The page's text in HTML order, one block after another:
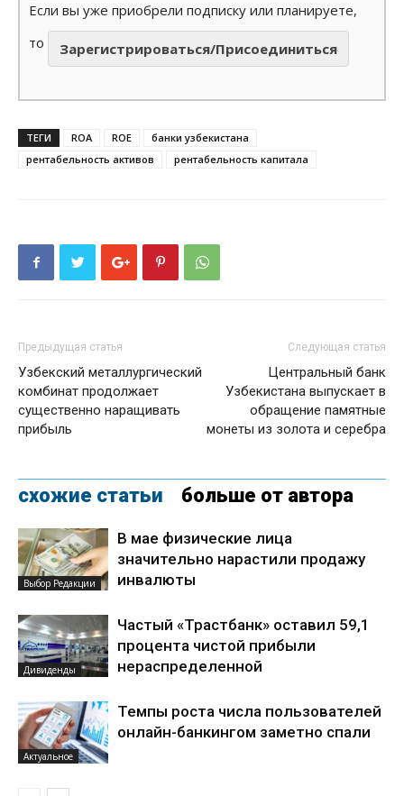
Если вы уже приобрели подписку или планируете,
то
Зарегистрироваться/Присоединиться
ТЕГИ ROA ROE
банки узбекистана
рентабельность активов
рентабельность капитала
Предыдущая статья
Узбекский металлургический
комбинат продолжает
существенно наращивать
прибыль
Следующая статья
Центральный банк
Узбекистана выпускает в
обращение памятные
монеты из золота и серебра
схожие статьи больше от автора
Выбор Редакции
В мае физические лица
значительно нарастили продажу
инвалюты
Дивиденды
Частый «Трастбанк» оставил 59,1
процента чистой прибыли
нераспределенной
Актуальное
Темпы роста числа пользователей
онлайн-банкингом заметно спали